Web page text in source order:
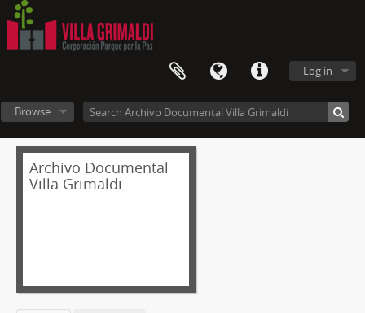
Log in
Browse
Archivo Documental
Villa Grimaldi